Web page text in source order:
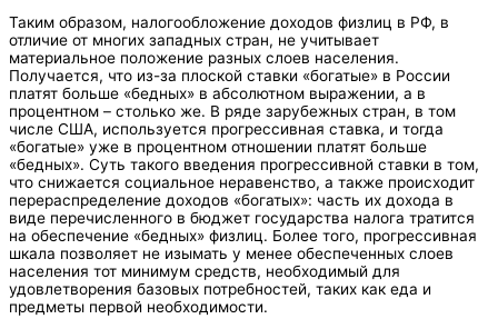
Таким образом, налогообложение доходов физлиц в РФ, в
отличие от многих западных стран, не учитывает
материальное положение разных слоев населения.
Получается, что из-за плоской ставки «богатые» в России
платят больше «бедных» в абсолютном выражении, а в
процентном – столько же. В ряде зарубежных стран, в том
числе США, используется прогрессивная ставка, и тогда
«богатые» уже в процентном отношении платят больше
«бедных». Суть такого введения прогрессивной ставки в том,
что снижается социальное неравенство, а также происходит
перераспределение доходов «богатых»: часть их дохода в
виде перечисленного в бюджет государства налога тратится
на обеспечение «бедных» физлиц. Более того, прогрессивная
шкала позволяет не изымать у менее обеспеченных слоев
населения тот минимум средств, необходимый для
удовлетворения базовых потребностей, таких как еда и
предметы первой необходимости.